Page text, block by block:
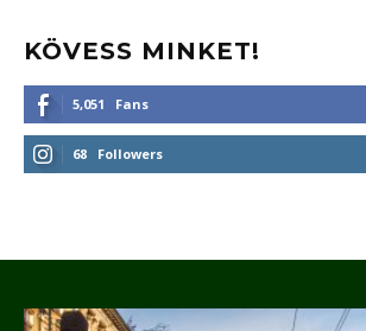
KÖVESS MINKET!
5,051 Fans
68 Followers